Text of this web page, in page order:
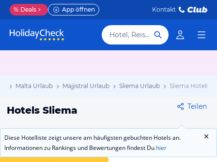
% Deals App öffnen Kontakt
Hotel, Reiseziel
Malta Urlaub Majjistral Urlaub Sliema Urlaub Sliema Hotels
Hotels Sliema Teilen
Diese Hotelliste zeigt unsere am häufigsten gebuchten Hotels an.
Informationen zu Rankings und Bewertungen findest Du hier